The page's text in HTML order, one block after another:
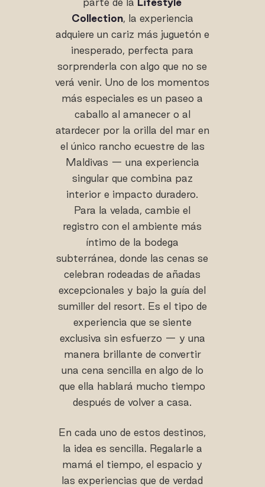
Collection, la experiencia
adquiere un cariz más juguetón e
inesperado, perfecta para
sorprenderla con algo que no se
verá venir. Uno de los momentos
más especiales es un paseo a
caballo al amanecer o al
atardecer por la orilla del mar en
el único rancho ecuestre de las
Maldivas — una experiencia
singular que combina paz
interior e impacto duradero.
Para la velada, cambie el
registro con el ambiente más
íntimo de la bodega
subterránea, donde las cenas se
celebran rodeadas de añadas
excepcionales y bajo la guía del
sumiller del resort. Es el tipo de
experiencia que se siente
exclusiva sin esfuerzo — y una
manera brillante de convertir
una cena sencilla en algo de lo
que ella hablará mucho tiempo
después de volver a casa.
En cada uno de estos destinos,
la idea es sencilla. Regalarle a
mamá el tiempo, el espacio y
las experiencias que de verdad